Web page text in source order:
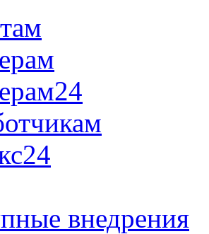
внедрения